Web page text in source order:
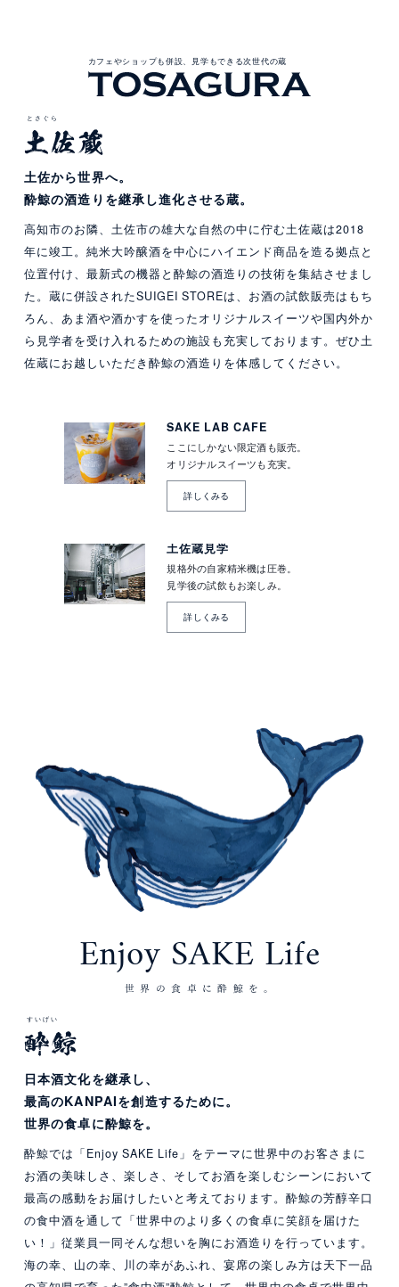
カフェやショップも併設、見学もできる次世代の蔵
とさぐら
土佐から世界へ。
酔鯨の酒造りを継承し進化させる蔵。
高知市のお隣、土佐市の雄大な自然の中に佇む土佐蔵は2018
年に竣工。純米大吟醸酒を中心にハイエンド商品を造る拠点と
位置付け、最新式の機器と酔鯨の酒造りの技術を集結させまし
た。蔵に併設されたSUIGEI STOREは、お酒の試飲販売はもち
ろん、あま酒や酒かすを使ったオリジナルスイーツや国内外か
ら見学者を受け入れるための施設も充実しております。ぜひ土
佐蔵にお越しいただき酔鯨の酒造りを体感してください。
SAKE LAB CAFE
ここにしかない限定酒も販売。
オリジナルスイーツも充実。
詳しくみる
土佐蔵見学
規格外の自家精米機は圧巻。
見学後の試飲もお楽しみ。
詳しくみる
Enjoy SAKE Life
世界の食卓に酔鯨を。
すいげい
日本酒文化を継承し、
最高のKANPAIを創造するために。
世界の食卓に酔鯨を。
酔鯨では「Enjoy SAKE Life」をテーマに世界中のお客さまに
お酒の美味しさ、楽しさ、そしてお酒を楽しむシーンにおいて
最高の感動をお届けしたいと考えております。酔鯨の芳醇辛口
の食中酒を通して「世界中のより多くの食卓に笑顔を届けた
い！」従業員一同そんな想いを胸にお酒造りを行っています。
海の幸、山の幸、川の幸があふれ、宴席の楽しみ方は天下一品